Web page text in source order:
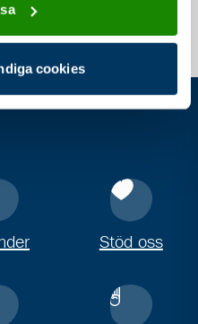
cookies
Stöd oss